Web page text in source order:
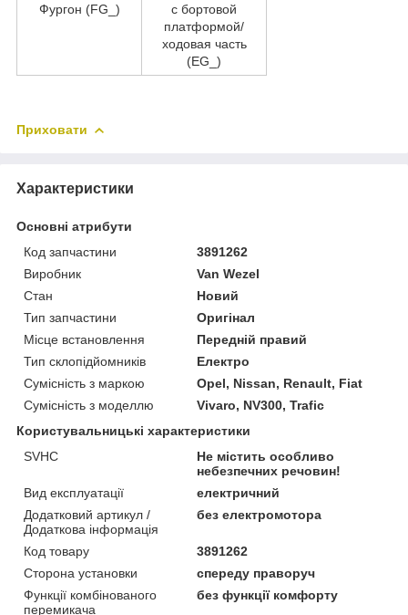
Фургон (FG_)
c бортовой
платформой/
ходовая часть
(EG_)
Приховати
Характеристики
Основні атрибути
Код запчастини
3891262
Виробник
Van Wezel
Стан
Новий
Тип запчастини
Оригінал
Місце встановлення
Передній правий
Тип склопідйомників
Електро
Сумісність з маркою
Opel, Nissan, Renault, Fiat
Сумісність з моделлю
Vivaro, NV300, Trafic
Користувальницькі характеристики
SVHC
Не містить особливо
небезпечних речовин!
Вид експлуатації
електричний
Додатковий артикул /
Додаткова інформація
без електромотора
Код товару
3891262
Сторона установки
спереду праворуч
Функції комбінованого
перемикача
без функції комфорту